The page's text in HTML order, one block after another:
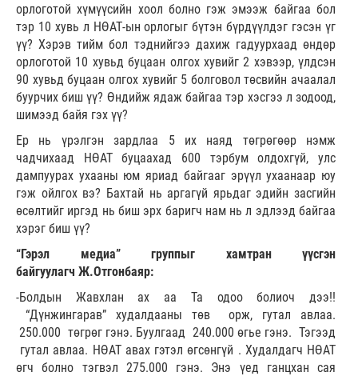
орлоготой хүмүүсийн хоол болно гэж эмээж байгаа бол
тэр 10 хувь л НӨАТ-ын орлогыг бүтэн бүрдүүлдэг гэсэн үг
үү? Хэрэв тийм бол тэднийгээ дахиж гадуурхаад өндөр
орлоготой 10 хувьд буцаан олгох хувийг 2 хэвээр, үлдсэн
90 хувьд буцаан олгох хувийг 5 болговол төсвийн ачаалал
буурчих биш үү? Өндийж ядаж байгаа тэр хэсгээ л зодоод,
шимээд байя гэх үү?
Ер нь үрэлгэн зардлаа 5 их наяд төгрөгөөр нэмж
чадчихаад НӨАТ буцаахад 600 тэрбум олдохгүй, улс
дампуурах ухааны юм яриад байгааг эрүүл ухаанаар юу
гэж ойлгох вэ? Бахтай нь аргагүй ярьдаг эдийн засгийн
өсөлтийг иргэд нь биш эрх баригч нам нь л эдлээд байгаа
хэрэг биш үү?
“Гэрэл медиа” группыг хамтран үүсгэн
байгуулагч Ж.Отгонбаяр:
-Болдын Жавхлан ах аа Та одоо болиоч дээ!!
“Дүнжингарав” худалдааны төв орж, гутал авлаа.
250.000 төгрөг гэнэ. Буулгаад 240.000 өгье гэнэ. Тэгээд
гутал авлаа. НӨАТ авах гэтэл өгсөнгүй . Худалдагч НӨАТ
өгч болно тэгвэл 275.000 гэнэ. Энэ үед ганцхан сая